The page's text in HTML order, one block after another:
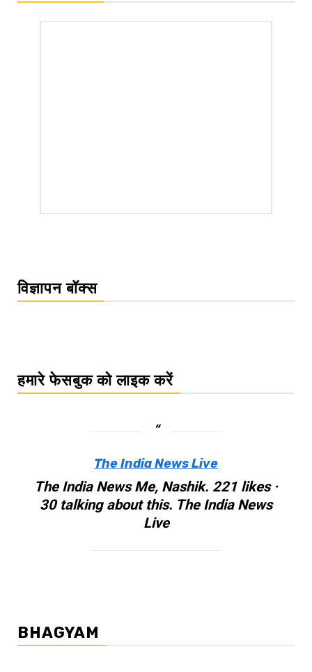
विज्ञापन बॉक्स
हमारे फेसबुक को लाइक करें
The India News Live
The India News Me, Nashik. 221 likes ·
30 talking about this. The India News
Live
BHAGYAM